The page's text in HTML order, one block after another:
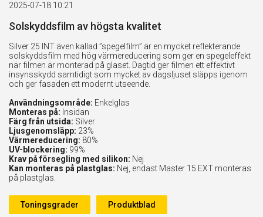
2025-07-18 10:21
Solskyddsfilm av högsta kvalitet
Silver 25 INT även kallad ”spegelfilm” är en mycket reflekterande
solskyddsfilm med hög värmereducering som ger en spegeleffekt
när filmen är monterad på glaset. Dagtid ger filmen ett effektivt
insynsskydd samtidigt som mycket av dagsljuset släpps igenom
och ger fasaden ett modernt utseende.
Användningsområde: Enkelglas
Monteras på: Insidan
Färg från utsida: Silver
Ljusgenomsläpp: 23%
Värmereducering: 80%
UV-blockering: 99%
Krav på försegling med silikon: Nej
Kan monteras på plastglas: Nej, endast Master 15 EXT monteras
på plastglas.
Toningsgrader Produktblad